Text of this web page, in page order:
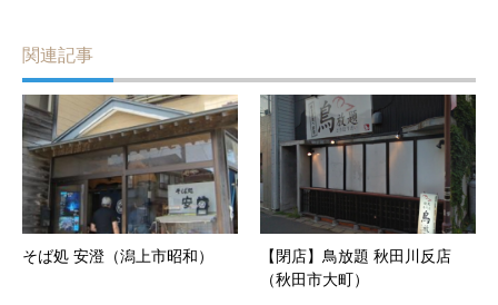
関連記事
そば処 安澄（潟上市昭和）
【閉店】鳥放題 秋田川反店
（秋田市大町）